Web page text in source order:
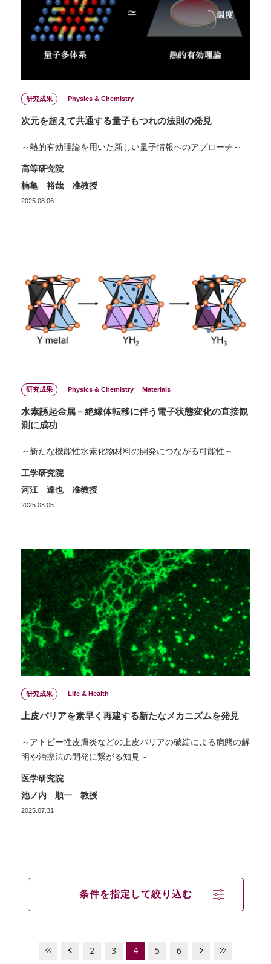
研究成果 Physics & Chemistry
次元を超えて共通する量子もつれの法則の発見
～熱的有効理論を用いた新しい量子情報へのアプローチ～
高等研究院
楠亀 裕哉 准教授
2025.08.06
研究成果 Physics & Chemistry Materials
水素誘起金属－絶縁体転移に伴う電子状態変化の直接観
測に成功
～新たな機能性水素化物材料の開発につながる可能性～
工学研究院
河江 達也 准教授
2025.08.05
研究成果 Life & Health
上皮バリアを素早く再建する新たなメカニズムを発見
～アトピー性皮膚炎などの上皮バリアの破綻による病態の解
明や治療法の開発に繋がる知見～
医学研究院
池ノ内 順一 教授
2025.07.31
条件を指定して絞り込む
2 3 4 5 6